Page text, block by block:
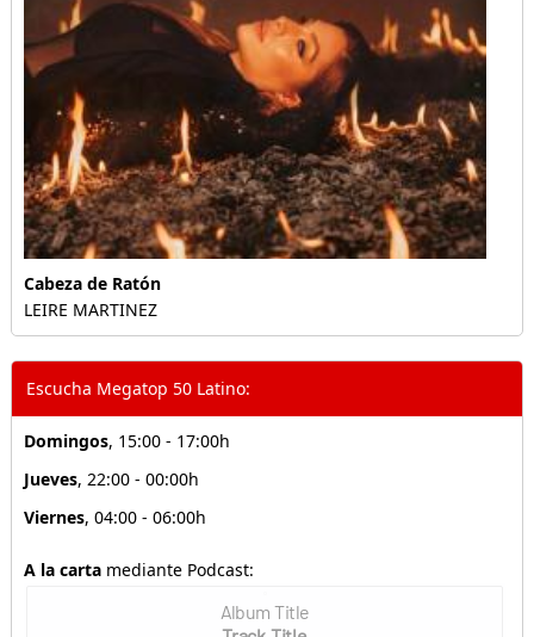
Cabeza de Ratón
LEIRE MARTINEZ
Escucha Megatop 50 Latino:
Domingos, 15:00 - 17:00h
Jueves, 22:00 - 00:00h
Viernes, 04:00 - 06:00h
A la cartamediante Podcast: